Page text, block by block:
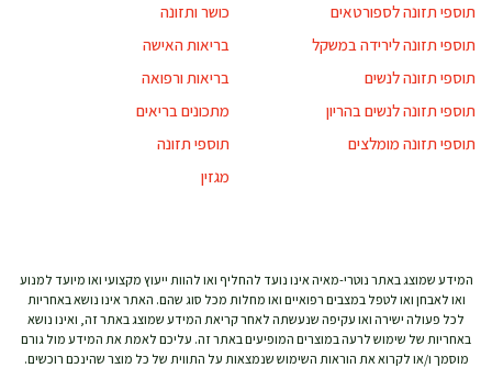
תוספי תזונה לספורטאים
תוספי תזונה לירידה במשקל
תוספי תזונה לנשים
תוספי תזונה לנשים בהריון
תוספי תזונה מומלצים
כושר ותזונה
בריאות האישה
בריאות ורפואה
מתכונים בריאים
תוספי תזונה
מגזין
המידע שמוצג באתר נוטרי-מאיה אינו נועד להחליף ואו להוות ייעוץ מקצועי ואו מיועד למנוע
ואו לאבחן ואו לטפל במצבים רפואיים ואו מחלות מכל סוג שהם. האתר אינו נושא באחריות
לכל פעולה ישירה ואו עקיפה שנעשתה לאחר קריאת המידע שמוצג באתר זה, ואינו נושא
באחריות של שימוש לרעה במוצרים המופיעים באתר זה. עליכם לאמת את המידע מול גורם
מוסמך ו/או לקרוא את הוראות השימוש שנמצאות על התווית של כל מוצר שהינכם רוכשים.